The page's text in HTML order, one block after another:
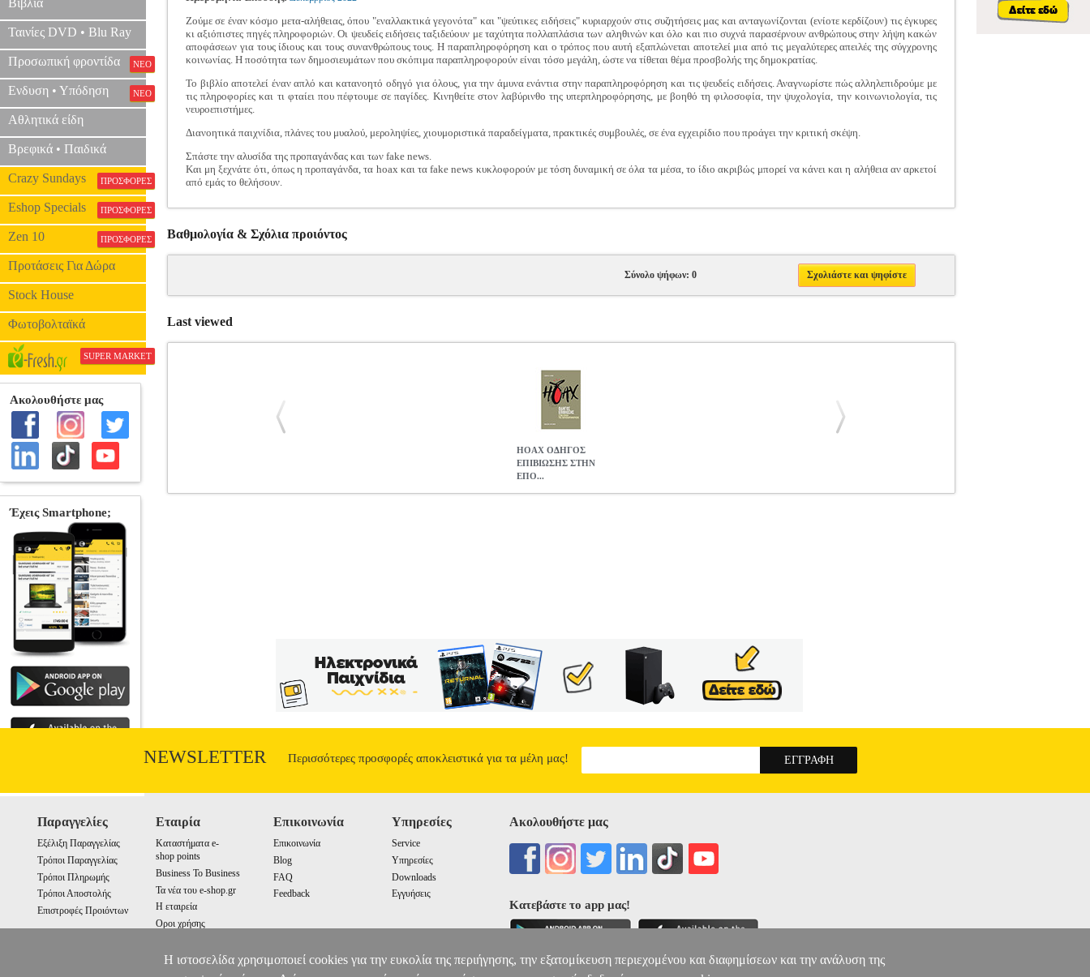
Βιβλία
Ταινίες DVD • Blu Ray
Προσωπική φροντίδα ΝΕΟ
Ενδυση • Υπόδηση ΝΕΟ
Αθλητικά είδη
Βρεφικά • Παιδικά
Crazy Sundays ΠΡΟΣΦΟΡΕΣ
Eshop Specials ΠΡΟΣΦΟΡΕΣ
Zen 10 ΠΡΟΣΦΟΡΕΣ
Προτάσεις Για Δώρα
Stock House
Φωτοβολταϊκά
SUPER MARKET
Ζούμε σε έναν κόσμο μετα-αλήθειας, όπου "εναλλακτικά γεγονότα" και "ψεύτικες ειδήσεις" κυριαρχούν στις συζητήσεις μας και ανταγωνίζονται (ενίοτε κερδίζουν) τις έγκυρες
κι αξιόπιστες πηγές πληροφοριών. Οι ψευδείς ειδήσεις ταξιδεύουν με ταχύτητα πολλαπλάσια των αληθινών και όλο και πιο συχνά παρασέρνουν ανθρώπους στην λήψη κακών
αποφάσεων για τους ίδιους και τους συνανθρώπους τους. Η παραπληροφόρηση και ο τρόπος που αυτή εξαπλώνεται αποτελεί μια από τις μεγαλύτερες απειλές της σύγχρονης
κοινωνίας. Η ποσότητα των δημοσιευμάτων που σκόπιμα παραπληροφορούν είναι τόσο μεγάλη, ώστε να τίθεται θέμα προσβολής της δημοκρατίας.
Το βιβλίο αποτελεί έναν απλό και κατανοητό οδηγό για όλους, για την άμυνα ενάντια στην παραπληροφόρηση και τις ψευδείς ειδήσεις. Αναγνωρίστε πώς αλληλεπιδρούμε με
τις πληροφορίες και τι φταίει που πέφτουμε σε παγίδες. Κινηθείτε στον λαβύρινθο της υπερπληροφόρησης, με βοηθό τη φιλοσοφία, την ψυχολογία, την κοινωνιολογία, τις
νευροεπιστήμες.
Διανοητικά παιχνίδια, πλάνες του μυαλού, μεροληψίες, χιουμοριστικά παραδείγματα, πρακτικές συμβουλές, σε ένα εγχειρίδιο που προάγει την κριτική σκέψη.
Σπάστε την αλυσίδα της προπαγάνδας και των fake news.
Και μη ξεχνάτε ότι, όπως η προπαγάνδα, τα hoax και τα fake news κυκλοφορούν με τόση δυναμική σε όλα τα μέσα, το ίδιο ακριβώς μπορεί να κάνει και η αλήθεια αν αρκετοί
από εμάς το θελήσουν.
Βαθμολογία & Σχόλια προιόντος
Σύνολο ψήφων: 0 Σχολιάστε και ψηφίστε
Last viewed
HOAX ΟΔΗΓΟΣ
ΕΠΙΒΙΩΣΗΣ ΣΤΗΝ
ΕΠΟ...
νευροεπιστήμες. Διανοητικά παιχνίδια, πλάνες του μυαλού, μεροληψίες, χιουμοριστικά παραδείγματα, πρακτικές συμβουλές, σε ένα εγχειρίδιο που προάγει την
κριτική σκέψη. Σπάστε την αλυσίδα της προπαγάνδας και των fake news. Και μη ξεχνάτε ότι, όπως η προπαγάνδα, τα hoax και τα fake news κυκλοφορούν με
τόση δυναμική σε όλα τα μέσα, το ίδιο ακριβώς μπορεί να κάνει και η αλήθεια αν αρκετοί από εμάς το θελήσουν.
ΕΠΟΧΗ ΤΗΣ ΠΑΡΑΠΛΗΡΟΦΟΡΗΣΗΣ
NEWSLETTER Περισσότερες προσφορές αποκλειστικά για τα μέλη μας!
Παραγγελίες
Εξέλιξη Παραγγελίας
Τρόποι Παραγγελίας
Τρόποι Πληρωμής
Τρόποι Αποστολής
Επιστροφές Προιόντων
Εταιρία
Καταστήματα e-
shop points
Business To Business
Τα νέα του e-shop.gr
Η εταιρεία
Οροι χρήσης
Επικοινωνία
Επικοινωνία
Blog
FAQ
Feedback
Υπηρεσίες
Service
Υπηρεσίες
Downloads
Εγγυήσεις
Ακολουθήστε μας
Κατεβάστε το app μας!
Η ιστοσελίδα χρησιμοποιεί cookies για την ευκολία της περιήγησης, την εξατομίκευση περιεχομένου και διαφημίσεων και την ανάλυση της